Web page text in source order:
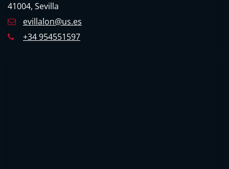
41004, Sevilla
evillalon@us.es
+34 954551597